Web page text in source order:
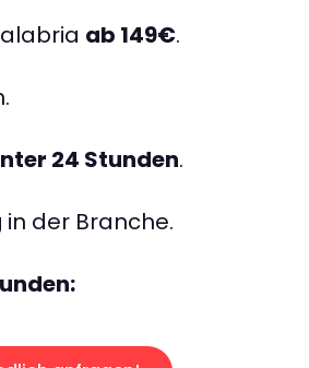
ab 149€.
24 Stunden.
in der Branche.